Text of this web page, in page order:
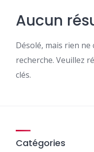
Aucun
Désolé, mais rien
recherche. Veuillez
clés.
Catégories